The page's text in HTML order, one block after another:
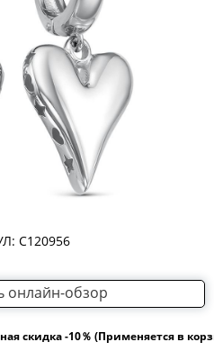
С120956
онлайн-обзор
скидка -10％ (Применяется в